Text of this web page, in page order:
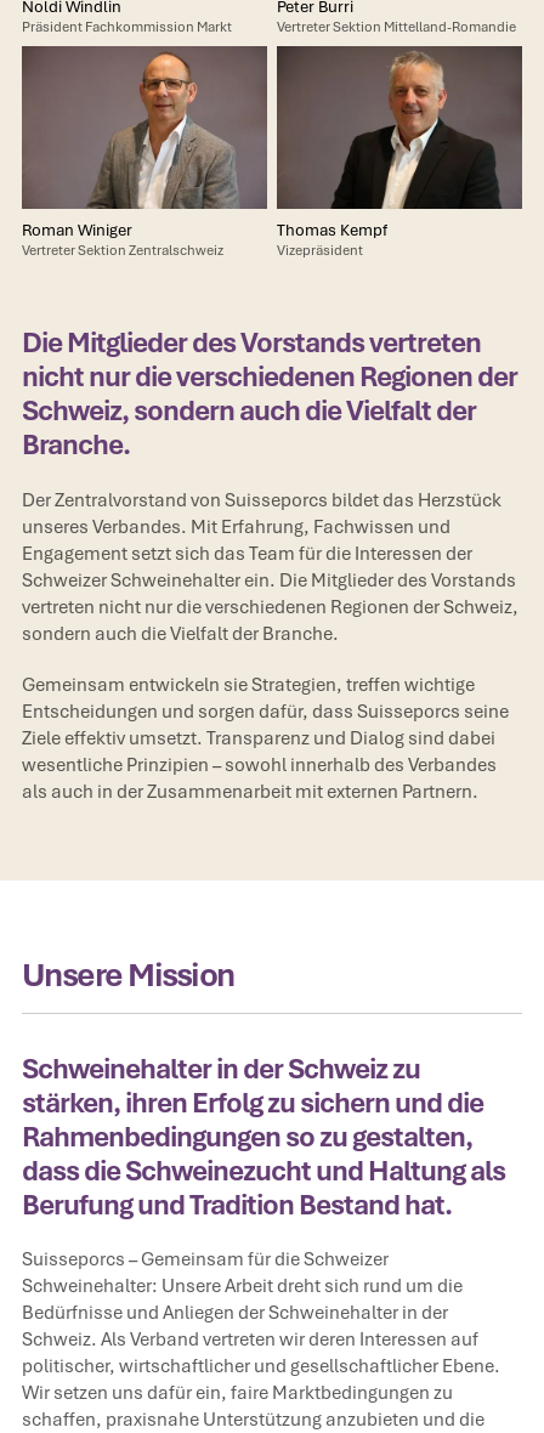
Noldi Windlin
Präsident Fachkommission Markt
Peter Burri
Vertreter Sektion Mittelland-Romandie
Roman Winiger
Vertreter Sektion Zentralschweiz
Thomas Kempf
Vizepräsident
Die Mitglieder des Vorstands vertreten
nicht nur die verschiedenen Regionen der
Schweiz, sondern auch die Vielfalt der
Branche.
Der Zentralvorstand von Suisseporcs bildet das Herzstück
unseres Verbandes. Mit Erfahrung, Fachwissen und
Engagement setzt sich das Team für die Interessen der
Schweizer Schweinehalter ein. Die Mitglieder des Vorstands
vertreten nicht nur die verschiedenen Regionen der Schweiz,
sondern auch die Vielfalt der Branche.
Gemeinsam entwickeln sie Strategien, treffen wichtige
Entscheidungen und sorgen dafür, dass Suisseporcs seine
Ziele effektiv umsetzt. Transparenz und Dialog sind dabei
wesentliche Prinzipien – sowohl innerhalb des Verbandes
als auch in der Zusammenarbeit mit externen Partnern.
Unsere Mission
Schweinehalter in der Schweiz zu
stärken, ihren Erfolg zu sichern und die
Rahmenbedingungen so zu gestalten,
dass die Schweinezucht und Haltung als
Berufung und Tradition Bestand hat.
Suisseporcs – Gemeinsam für die Schweizer
Schweinehalter: Unsere Arbeit dreht sich rund um die
Bedürfnisse und Anliegen der Schweinehalter in der
Schweiz. Als Verband vertreten wir deren Interessen auf
politischer, wirtschaftlicher und gesellschaftlicher Ebene.
Wir setzen uns dafür ein, faire Marktbedingungen zu
schaffen, praxisnahe Unterstützung anzubieten und die